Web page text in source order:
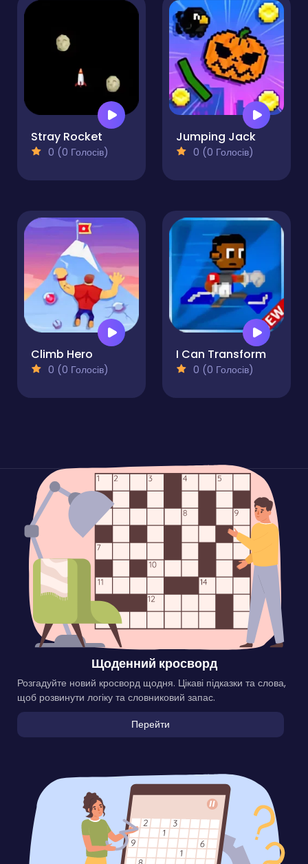
Stray Rocket
0 (0 Голосів)
Jumping Jack
0 (0 Голосів)
Climb Hero
0 (0 Голосів)
I Can Transform
0 (0 Голосів)
Щоденний кросворд
Розгадуйте новий кросворд щодня. Цікаві підказки та слова,
щоб розвинути логіку та словниковий запас.
Перейти